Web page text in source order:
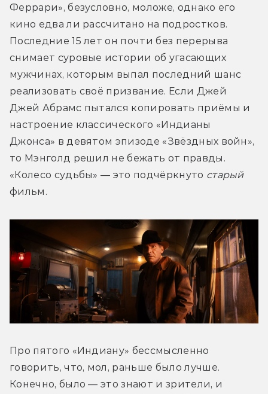
Феррари», безусловно, моложе, однако его
кино едва ли рассчитано на подростков.
Последние 15 лет он почти без перерыва
снимает суровые истории об угасающих
мужчинах, которым выпал последний шанс
реализовать своё призвание. Если Джей
Джей Абрамс пытался копировать приёмы и
настроение классического «Индианы
Джонса» в девятом эпизоде «Звёздных войн»,
то Мэнголд решил не бежать от правды.
«Колесо судьбы» — это подчёркнуто старый
фильм.
Про пятого «Индиану» бессмысленно
говорить, что, мол, раньше было лучше.
Конечно, было — это знают и зрители, и